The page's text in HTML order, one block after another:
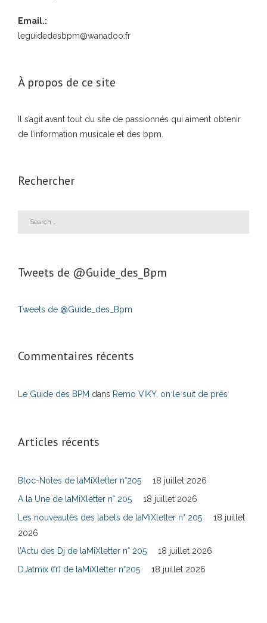
Email.:
leguidedesbpm@wanadoo.fr
À propos de ce site
Il s’agit avant tout du site de passionnés qui aiment obtenir
de l’information musicale et des bpm.
Rechercher
Tweets de ‎@Guide_des_Bpm
Tweets de @Guide_des_Bpm
Commentaires récents
Le Guide des BPM dans Remo VIKY, on le suit de près
Articles récents
Bloc-Notes de laMiXletter n°205
18 juillet 2026
A la Une de laMiXletter n° 205
18 juillet 2026
Les nouveautés des labels de laMiXletter n° 205
18 juillet
2026
l’Actu des Dj de laMiXletter n° 205
18 juillet 2026
DJatmix (fr) de laMiXletter n°205
18 juillet 2026